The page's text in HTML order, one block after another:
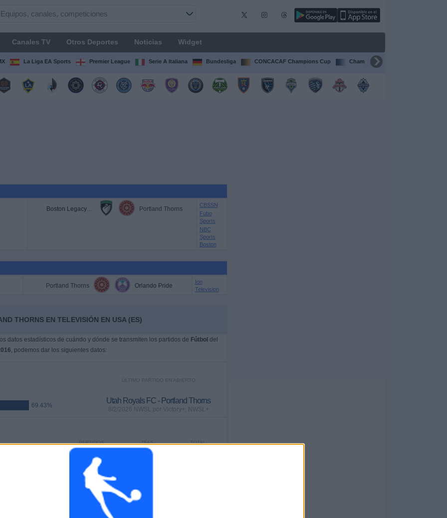
Canales TV Otros Deportes Noticias Widget
La Liga EA Sports Premier League Serie A Italiana Bundesliga CONCACAF Champions Cup Champions League
Boston Legacy FC Portland Thorns
CBSSN
Fubo
Sports
NBC
Sports
Boston
Portland Thorns Orlando Pride
Ion
Television
THORNS EN TELEVISIÓN EN USA (ES)
datos estadísticos de cuándo y dónde se transmiten los partidos de Fútbol del
, podemos dar los siguientes datos:
69.43%
ÚLTIMO PARTIDO EN ABIERTO
Utah Royals FC - Portland Thorns
8/2/2026 NWSL por Victory+, NWSL+
TOTAL
DÍAS
4
PARTIDOS
0
CONSECUTIVOS
DE PAGO